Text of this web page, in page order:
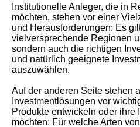
Institutionelle Anleger, die in
möchten, stehen vor einer
und Herausforderungen: Es
vielversprechende Regionen
sondern auch die richtigen
und natürlich geeignete
auszuwählen.
Auf der anderen Seite stehen
Investmentlösungen vor
Produkte entwickeln oder ihre
möchten: Für welche Arten